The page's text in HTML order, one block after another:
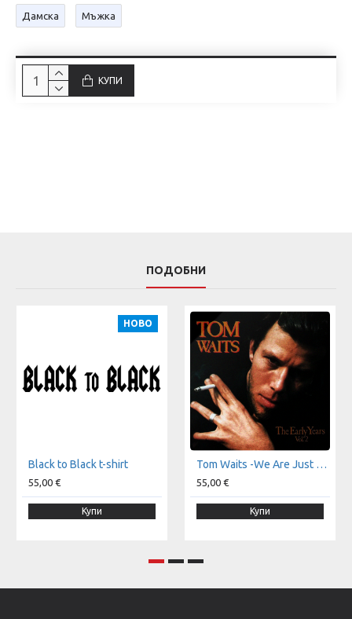
Дамска Мъжка
КУПИ
ПОДОБНИ
НОВО
Black to Black t-shirt
55,00 €
Купи
Tom Waits -We Are Just Monkeys With Money And Guns t-shirt
55,00 €
Купи